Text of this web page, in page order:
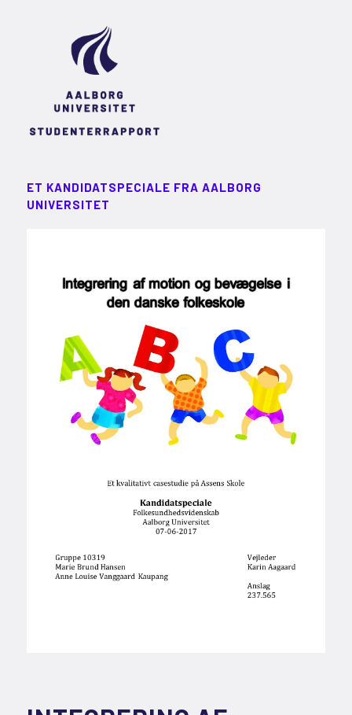
ET KANDIDATSPECIALE FRA AALBORG
UNIVERSITET